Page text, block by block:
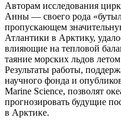
Авторам исследования
Анны — своего рода
пропускающем
Атлантики в Арктику,
влияющие на тепловой
таяние морских льдов
Результаты работы,
научного фонда и
Marine Science, позволят
прогнозировать будущие
в Арктике.